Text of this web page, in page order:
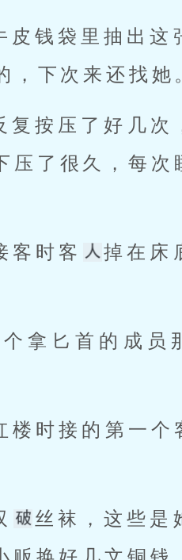
钱袋里抽出这
，下次来还找她
按压了好几次
压了很久，每次
客时客
掉在床
拿匕首的成员
楼时接的第一个
丝袜，这些是